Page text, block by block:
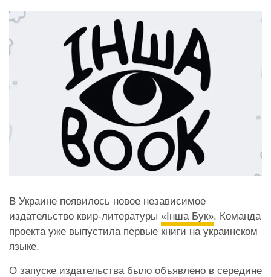
В Украине появилось новое независимое
издательство квир-литературы «Інша Бук». Команда
проекта уже выпустила первые книги на украинском
языке.
О запуске издательства было объявлено в середине